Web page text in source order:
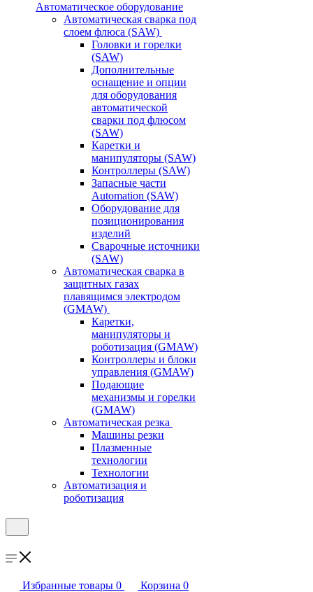
Автоматическое оборудование
Автоматическая сварка под
слоем флюса (SAW)
Головки и горелки
(SAW)
Дополнительные
оснащение и опции
для оборудования
автоматической
сварки под флюсом
(SAW)
Каретки и
манипуляторы (SAW)
Контроллеры (SAW)
Запасные части
Automation (SAW)
Оборудование для
позиционирования
изделий
Сварочные источники
(SAW)
Автоматическая сварка в
защитных газах
плавящимся электродом
(GMAW)
Каретки,
манипуляторы и
роботизация (GMAW)
Контроллеры и блоки
управления (GMAW)
Подающие
механизмы и горелки
(GMAW)
Автоматическая резка
Машины резки
Плазменные
технологии
Технологии
Автоматизация и
роботизация
Избранные товары 0 Корзина 0